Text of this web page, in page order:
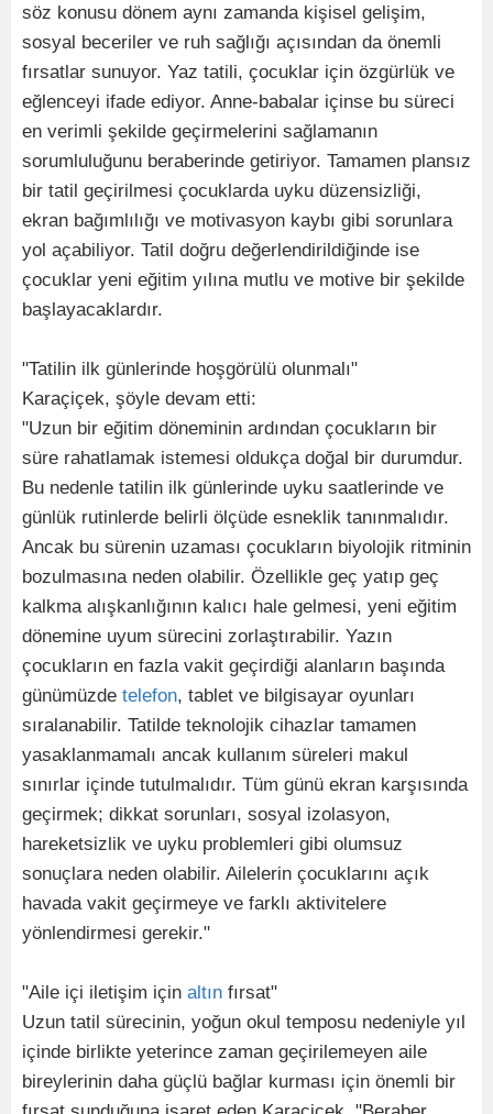
söz konusu dönem aynı zamanda kişisel gelişim,
sosyal beceriler ve ruh sağlığı açısından da önemli
fırsatlar sunuyor. Yaz tatili, çocuklar için özgürlük ve
eğlenceyi ifade ediyor. Anne-babalar içinse bu süreci
en verimli şekilde geçirmelerini sağlamanın
sorumluluğunu beraberinde getiriyor. Tamamen plansız
bir tatil geçirilmesi çocuklarda uyku düzensizliği,
ekran bağımlılığı ve motivasyon kaybı gibi sorunlara
yol açabiliyor. Tatil doğru değerlendirildiğinde ise
çocuklar yeni eğitim yılına mutlu ve motive bir şekilde
başlayacaklardır.
"Tatilin ilk günlerinde hoşgörülü olunmalı"
Karaçiçek, şöyle devam etti:
"Uzun bir eğitim döneminin ardından çocukların bir
süre rahatlamak istemesi oldukça doğal bir durumdur.
Bu nedenle tatilin ilk günlerinde uyku saatlerinde ve
günlük rutinlerde belirli ölçüde esneklik tanınmalıdır.
Ancak bu sürenin uzaması çocukların biyolojik ritminin
bozulmasına neden olabilir. Özellikle geç yatıp geç
kalkma alışkanlığının kalıcı hale gelmesi, yeni eğitim
dönemine uyum sürecini zorlaştırabilir. Yazın
çocukların en fazla vakit geçirdiği alanların başında
günümüzde telefon, tablet ve bilgisayar oyunları
sıralanabilir. Tatilde teknolojik cihazlar tamamen
yasaklanmamalı ancak kullanım süreleri makul
sınırlar içinde tutulmalıdır. Tüm günü ekran karşısında
geçirmek; dikkat sorunları, sosyal izolasyon,
hareketsizlik ve uyku problemleri gibi olumsuz
sonuçlara neden olabilir. Ailelerin çocuklarını açık
havada vakit geçirmeye ve farklı aktivitelere
yönlendirmesi gerekir."
"Aile içi iletişim için altın fırsat"
Uzun tatil sürecinin, yoğun okul temposu nedeniyle yıl
içinde birlikte yeterince zaman geçirilemeyen aile
bireylerinin daha güçlü bağlar kurması için önemli bir